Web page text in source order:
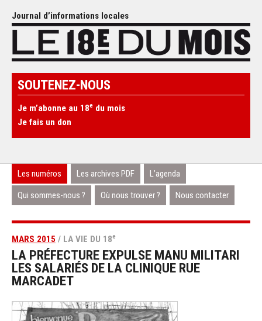
Journal d’informations locales
SOUTENEZ-NOUS
Je m’abonne au 18e du mois
Je fais un don
Les numéros Les archives PDF L’agenda
Qui sommes-nous ? Où nous trouver ? Nous contacter
MARS 2015 / LA VIE DU 18e
LA PRÉFECTURE EXPULSE MANU MILITARI
LES SALARIÉS DE LA CLINIQUE RUE
MARCADET